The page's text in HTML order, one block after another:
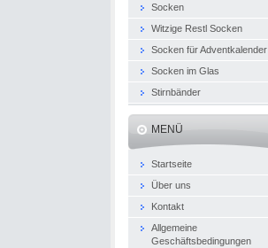
Socken
Witzige Restl Socken
Socken für Adventkalender
Socken im Glas
Stirnbänder
MENÜ
Startseite
Über uns
Kontakt
Allgemeine
Geschäftsbedingungen